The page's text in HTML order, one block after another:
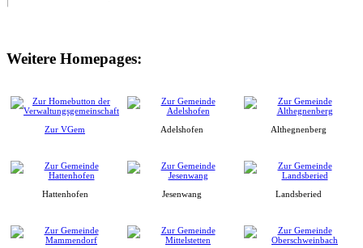
Weitere Homepages:
Zur VGem Adelshofen Althegnenberg
Hattenhofen Jesenwang Landsberied